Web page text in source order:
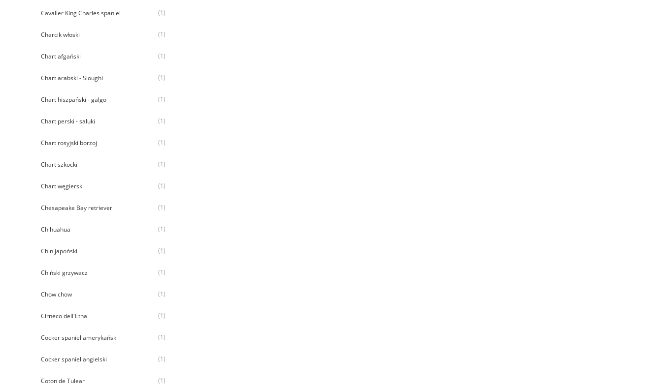
Cavalier King Charles spaniel (1)
Charcik włoski (1)
Chart afgański (1)
Chart arabski - Sloughi (1)
Chart hiszpański - galgo (1)
Chart perski - saluki (1)
Chart rosyjski borzoj (1)
Chart szkocki (1)
Chart węgierski (1)
Chesapeake Bay retriever (1)
Chihuahua (1)
Chin japoński (1)
Chiński grzywacz (1)
Chow chow (1)
Cirneco dell'Etna (1)
Cocker spaniel amerykański (1)
Cocker spaniel angielski (1)
Coton de Tulear (1)